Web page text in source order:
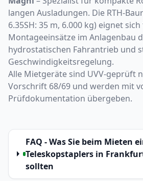
langen Ausladungen. Die RTH-
6.35SH: 35 m, 6.000 kg) eignet
Montageeinsätze im Anlagenbau
hydrostatischen Fahrantrieb und
Geschwindigkeitsregelung.
Alle Mietgeräte sind UVV-geprüft
Vorschrift 68/69 und werden mit
Prüfdokumentation übergeben.
FAQ - Was Sie beim Mieten
Teleskopstaplers in
sollten